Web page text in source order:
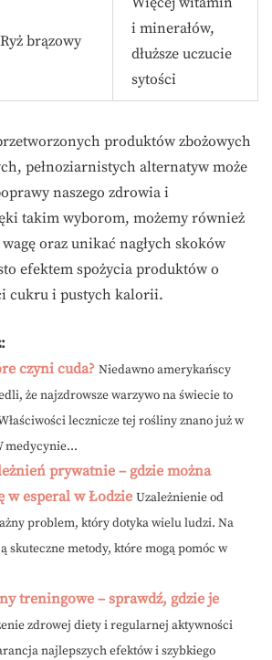
Ryż brązowy
i minerałów,
dłuższe uczucie
sytości
produktów zbożowych
pełnoziarnistych alternatyw może
naszego zdrowia i
takim wyborom, możemy również
oraz unikać nagłych skoków
efektem spożycia produktów o
cukru i pustych kalorii.
czyni cuda? Niedawno amerykańscy
że najzdrowsze warzywo na świecie to
lecznicze tej rośliny znano już w
medycynie...
prywatnie – gdzie można
w esperal w Łodzie Uzależnienie od
problem, który dotyka wielu ludzi. Na
skuteczne metody, które mogą pomóc w
treningowe – sprawdź, gdzie je
zdrowej diety i regularnej aktywności
najlepszych efektów i szybkiego